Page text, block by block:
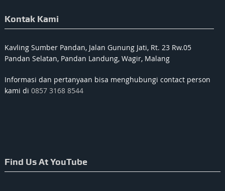
Kontak Kami
Kavling Sumber Pandan, Jalan Gunung Jati, Rt. 23 Rw.05
Pandan Selatan, Pandan Landung, Wagir, Malang
Informasi dan pertanyaan bisa menghubungi contact person
kami di 0857 3168 8544
Find Us At YouTube